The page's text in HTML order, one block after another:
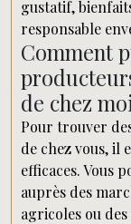
gustatif,
responsable
Comment
de chez
Pour trouver
de chez vous, il
efficaces. Vous
auprès des
agricoles ou